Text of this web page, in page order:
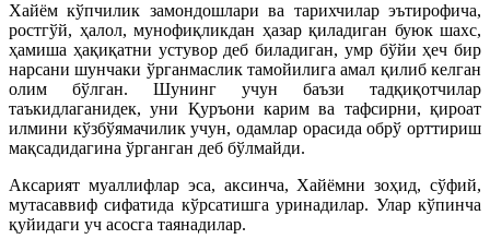
Хайём кўпчилик замондошлари ва тарихчилар эътирофича,
ростгўй, ҳалол, мунофиқликдан ҳазар қиладиган буюк шахс,
ҳамиша ҳақиқатни устувор деб биладиган, умр бўйи ҳеч бир
нарсани шунчаки ўрганмаслик тамойилига амал қилиб келган
олим бўлган. Шунинг учун баъзи тадқиқотчилар
таъкидлаганидек, уни Қуръони карим ва тафсирни, қироат
илмини кўзбўямачилик учун, одамлар орасида обрў орттириш
мақсадидагина ўрганган деб бўлмайди.
Аксарият муаллифлар эса, аксинча, Хайёмни зоҳид, сўфий,
мутасаввиф сифатида кўрсатишга уринадилар. Улар кўпинча
қуйидаги уч асосга таянадилар.